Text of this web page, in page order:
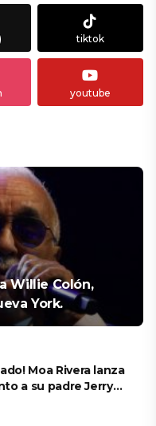
tiktok
youtube
Willie Colón,
York.
Moa Rivera lanza
a su padre Jerry